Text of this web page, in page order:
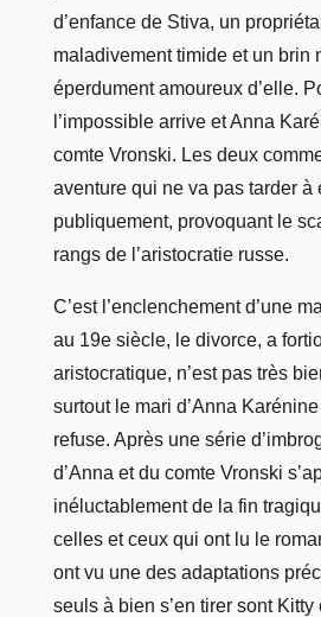
d’enfance de Stiva, un
maladivement timide et un brin
éperdument amoureux d’elle.
l’impossible arrive et Anna
comte Vronski. Les deux
aventure qui ne va pas tarder à
publiquement, provoquant le
rangs de l’aristocratie russe.
C’est l’enclenchement d’une
au 19e siècle, le divorce, a
aristocratique, n’est pas très
surtout le mari d’Anna
refuse. Après une série
d’Anna et du comte Vronski
inéluctablement de la fin
celles et ceux qui ont lu le
ont vu une des adaptations
seuls à bien s’en tirer sont